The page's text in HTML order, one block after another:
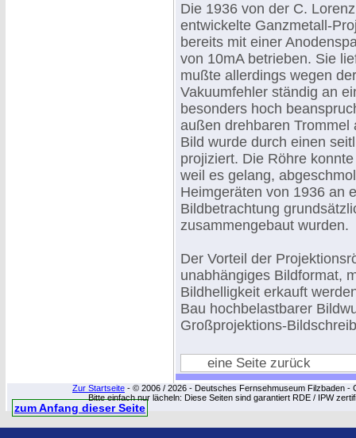
Die 1936 von der C.
entwickelte Ganzmetall-
bereits mit einer
von 10mA betrieben. Sie
mußte allerdings wegen
Vakuumfehler ständig an
besonders hoch
außen drehbaren
Bild wurde durch einen
projiziert. Die Röhre
weil es gelang,
Heimgeräten von 1936 an
Bildbetrachtung
zusammengebaut wurden.
Der Vorteil der
unabhängiges Bildformat,
Bildhelligkeit erkauft
Bau hochbelastbarer
Großprojektions-
eine Seite zurück
Zur Startseite - © 2006 / 2026 - Deutsches Fernsehmuseum Filzbaden -
Bitte einfach nur lächeln: Diese Seiten sind garantiert RDE / IPW
zum Anfang dieser Seite